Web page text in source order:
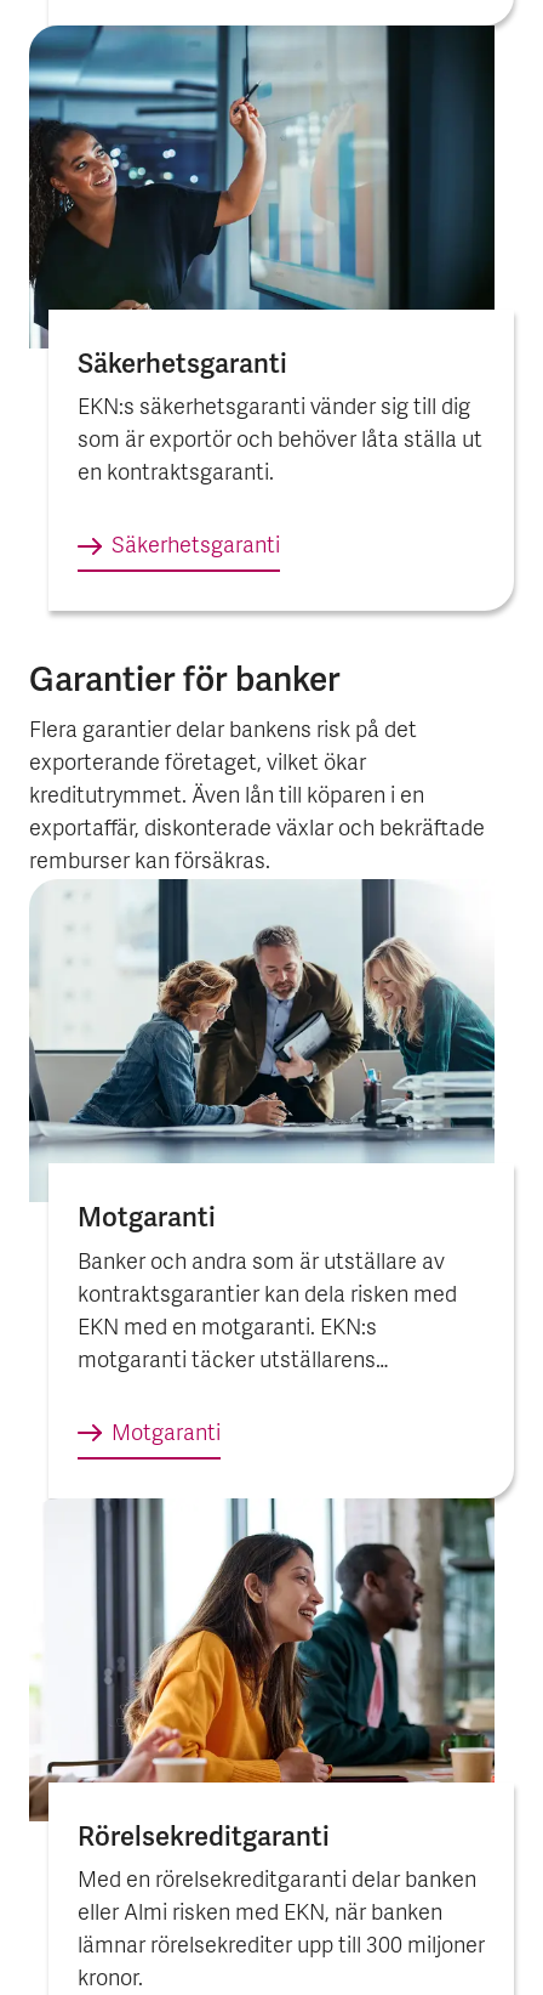
Säkerhets­garanti
EKN:s säkerhetsgaranti vänder sig till dig
som är exportör och behöver låta ställa ut
en kontraktsgaranti.
Säkerhets­garanti
Garantier för banker
Flera garantier delar bankens risk på det
exporterande företaget, vilket ökar
kreditutrymmet. Även lån till köparen i en
exportaffär, diskonterade växlar och bekräftade
remburser kan försäkras.
Motgaranti
Banker och andra som är utställare av
kontraktsgarantier kan dela risken med
EKN med en motgaranti. EKN:s
motgaranti täcker utställarens
förmånstagaren, vanligtvis köparen, begär
utbetalning.
Motgaranti
Rörelse­kredit­garanti
Med en rörelsekreditgaranti delar banken
eller Almi risken med EKN, när banken
lämnar rörelsekrediter upp till 300 miljoner
kronor.